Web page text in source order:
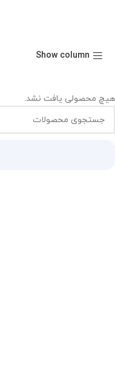
Show column
هیچ محصولی یافت نشد.